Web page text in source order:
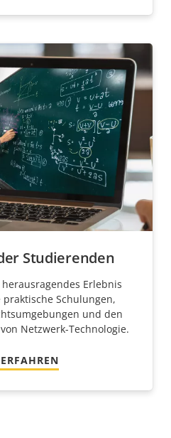
Studierenden
Erlebnis
Schulungen,
und den
Netzwerk-Technologie.